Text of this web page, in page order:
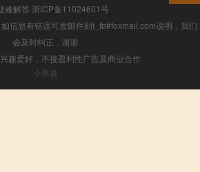
难解答 浙ICP备11024601号
信息有错误可发邮件到f_fb#foxmail.com说明，我们
会及时纠正，谢谢
趣爱好，不接盈利性广告及商业合作
小男孩